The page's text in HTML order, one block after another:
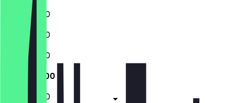
13:00 - 19:00
12:00 - 19:00
12:00 - 19:00
12:00 - 19:00
12:00 - 19:00